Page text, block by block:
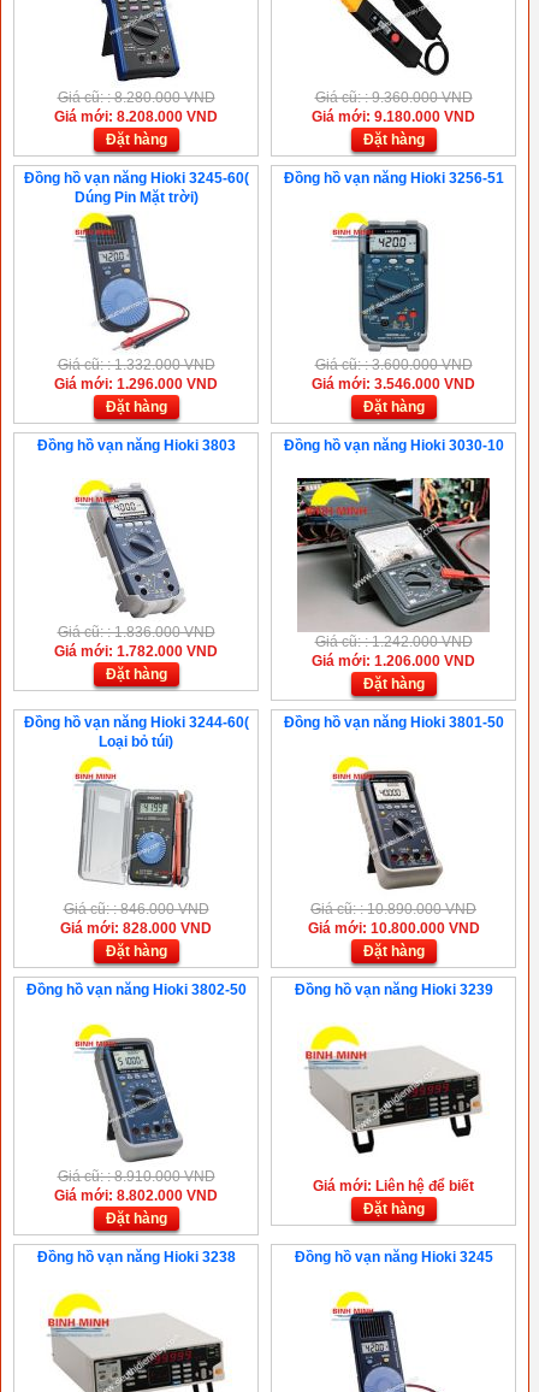
Giá cũ: : 8.280.000 VND
Giá mới: 8.208.000 VND
Đặt hàng
Giá cũ: : 9.360.000 VND
Giá mới: 9.180.000 VND
Đặt hàng
Đồng hồ vạn năng Hioki 3245-60(
Dúng Pin Mặt trời)
Giá cũ: : 1.332.000 VND
Giá mới: 1.296.000 VND
Đặt hàng
Đồng hồ vạn năng Hioki 3256-51
Giá cũ: : 3.600.000 VND
Giá mới: 3.546.000 VND
Đặt hàng
Đồng hồ vạn năng Hioki 3803
Giá cũ: : 1.836.000 VND
Giá mới: 1.782.000 VND
Đặt hàng
Đồng hồ vạn năng Hioki 3030-10
Giá cũ: : 1.242.000 VND
Giá mới: 1.206.000 VND
Đặt hàng
Đồng hồ vạn năng Hioki 3244-60(
Loại bỏ túi)
Giá cũ: : 846.000 VND
Giá mới: 828.000 VND
Đặt hàng
Đồng hồ vạn năng Hioki 3801-50
Giá cũ: : 10.890.000 VND
Giá mới: 10.800.000 VND
Đặt hàng
Đồng hồ vạn năng Hioki 3802-50
Giá cũ: : 8.910.000 VND
Giá mới: 8.802.000 VND
Đặt hàng
Đồng hồ vạn năng Hioki 3239
Giá mới: Liên hệ để biết
Đặt hàng
Đồng hồ vạn năng Hioki 3238 Đồng hồ vạn năng Hioki 3245